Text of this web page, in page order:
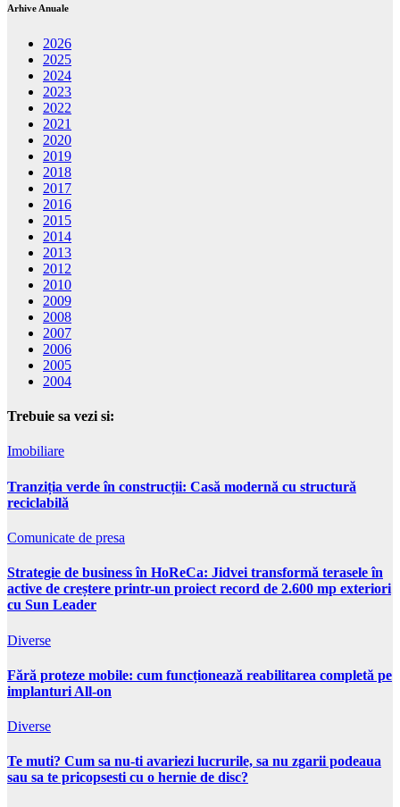
Arhive Anuale
2026
2025
2024
2023
2022
2021
2020
2019
2018
2017
2016
2015
2014
2013
2012
2010
2009
2008
2007
2006
2005
2004
Trebuie sa vezi si:
Imobiliare
Tranziția verde în construcții: Casă modernă cu structură
reciclabilă
Comunicate de presa
Strategie de business în HoReCa: Jidvei transformă terasele în
active de creștere printr-un proiect record de 2.600 mp exteriori
cu Sun Leader
Diverse
Fără proteze mobile: cum funcționează reabilitarea completă pe
implanturi All-on
Diverse
Te muti? Cum sa nu-ti avariezi lucrurile, sa nu zgarii podeaua
sau sa te pricopsesti cu o hernie de disc?